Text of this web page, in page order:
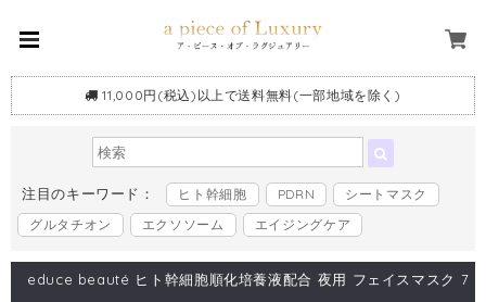
11,000円(税込)以上で送料無料(一部地域を除く)
注目のキーワード： ヒト幹細胞 PDRN
シートマスク
グルタチオン
エクソソーム エイジングケア
educe beauté ヒト幹細胞順化培養液配合 夜用 フェイスマスク 7